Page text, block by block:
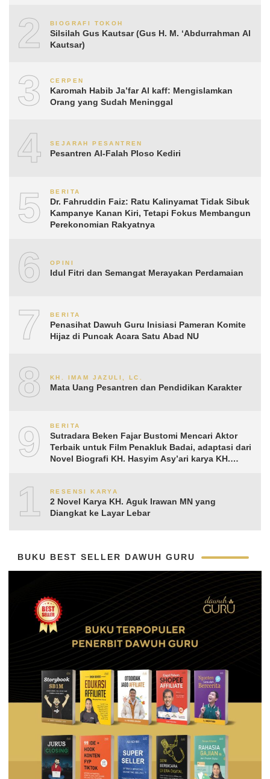
2 BIOGRAFI TOKOH
Silsilah Gus Kautsar (Gus H. M. ‘Abdurrahman Al
Kautsar)
3 CERPEN
Karomah Habib Ja’far Al kaff: Mengislamkan
Orang yang Sudah Meninggal
4 SEJARAH PESANTREN
Pesantren Al-Falah Ploso Kediri
5 BERITA
Dr. Fahruddin Faiz: Ratu Kalinyamat Tidak Sibuk
Kampanye Kanan Kiri, Tetapi Fokus Membangun
Perekonomian Rakyatnya
6 OPINI
Idul Fitri dan Semangat Merayakan Perdamaian
7 BERITA
Penasihat Dawuh Guru Inisiasi Pameran Komite
Hijaz di Puncak Acara Satu Abad NU
8 KH. IMAM JAZULI, LC.
Mata Uang Pesantren dan Pendidikan Karakter
9 BERITA
Sutradara Beken Fajar Bustomi Mencari Aktor
Terbaik untuk Film Penakluk Badai, adaptasi dari
Novel Biografi KH. Hasyim Asy’ari karya KH.
10RESENSI KARYA
2 Novel Karya KH. Aguk Irawan MN yang
Diangkat ke Layar Lebar
BUKU BEST SELLER DAWUH GURU